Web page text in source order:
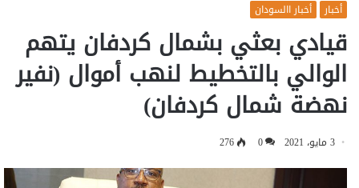
أخبار أخبار االسودان
قيادي بعثي بشمال كردفان يتهم
الوالي بالتخطيط لنهب أموال (نفير
نهضة شمال كردفان)
3 مايو، 2021 0
276